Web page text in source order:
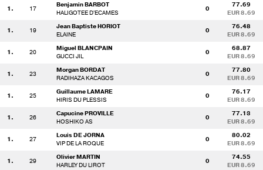
1. 17
Benjamin BARBOT
HALIGOTEE D'ECAMES
0
77.69
EUR 8.69
1. 19
Jean Baptiste HORIOT
ELAINE
0
76.48
EUR 8.69
1. 20
Miguel BLANCPAIN
GUCCI JIL
0
68.87
EUR 8.69
1. 23
Morgan BORDAT
RADIHAZA KACAGOS
0
77.80
EUR 8.69
1. 25
Guillaume LAMARE
HIRIS DU PLESSIS
0
76.17
EUR 8.69
1. 26
Capucine PROVILLE
HOSHIKO AS
0
77.13
EUR 8.69
1. 27
Louis DE JORNA
VIP DE LA ROQUE
0
80.02
EUR 8.69
1. 29
Olivier MARTIN
HARLEY DU LIROT
0
74.55
EUR 8.69